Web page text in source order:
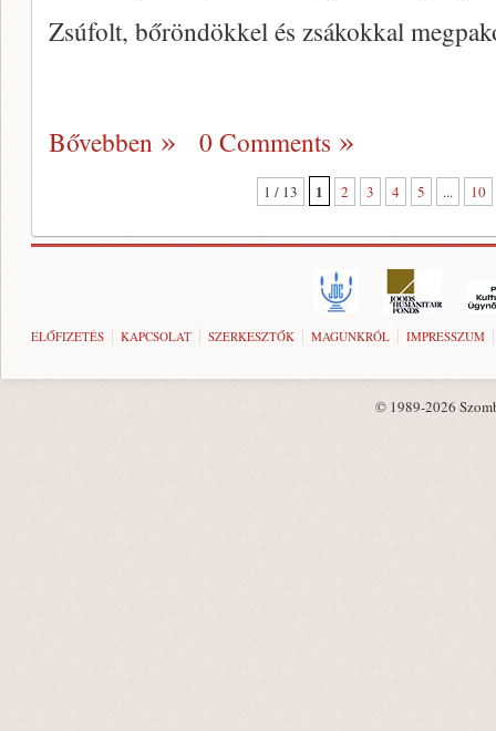
Zsúfolt, bőröndökkel és zsákokkal
Bővebben 0 Comments
1 / 13 1 2 3 4 5 ... 10
ELŐFIZETÉS KAPCSOLAT SZERKESZTŐK MAGUNKRÓL IMPRESSZUM
© 1989-2026